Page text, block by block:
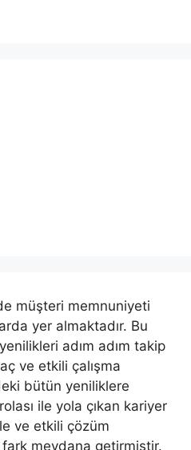
müşteri memnuniyeti
yer almaktadır. Bu
adım adım takip
ve etkili çalışma
bütün yeniliklere
ile yola çıkan kariyer
ve etkili çözüm
meydana getirmiştir.